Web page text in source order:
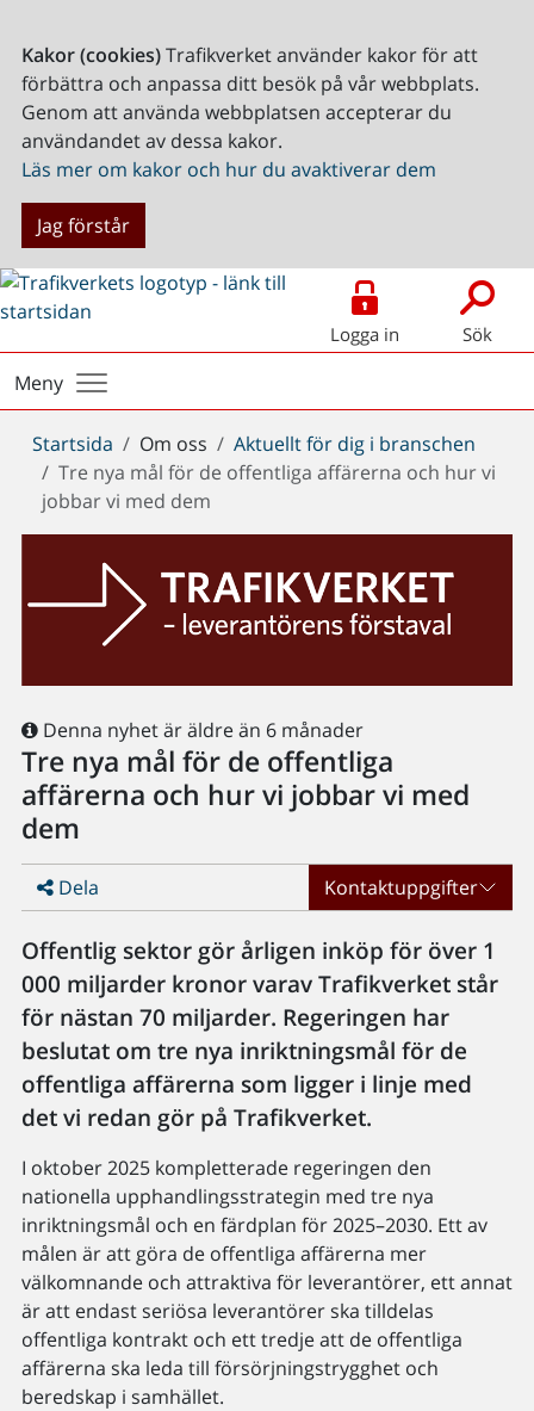
Kakor (cookies)Trafikverket använder kakor för att
förbättra och anpassa ditt besök på vår webbplats.
Genom att använda webbplatsen accepterar du
användandet av dessa kakor.
Läs mer om kakor och hur du avaktiverar dem
Jag förstår
Logga in Sök
Meny
Du
är
här:
Startsida Om oss
Aktuellt för dig i branschen
Tre nya mål för de offentliga affärerna och hur vi
jobbar vi med dem
Denna nyhet är äldre än 6 månader
Tre nya mål för de offentliga
affärerna och hur vi jobbar vi med
dem
Dela Kontaktuppgifter
Offentlig sektor gör årligen inköp för över 1
000 miljarder kronor varav Trafikverket står
för nästan 70 miljarder. Regeringen har
beslutat om tre nya inriktningsmål för de
offentliga affärerna som ligger i linje med
det vi redan gör på Trafikverket.
I oktober 2025 kompletterade regeringen den
nationella upphandlingsstrategin med tre nya
inriktningsmål och en färdplan för 2025–2030. Ett av
målen är att göra de offentliga affärerna mer
välkomnande och attraktiva för leverantörer, ett annat
är att endast seriösa leverantörer ska tilldelas
offentliga kontrakt och ett tredje att de offentliga
affärerna ska leda till försörjningstrygghet och
beredskap i samhället.